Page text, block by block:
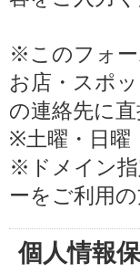
※このフォー
お店・スポ
の連絡先に
※土曜・日曜
※ドメイン指
ーをご利用
個人情報